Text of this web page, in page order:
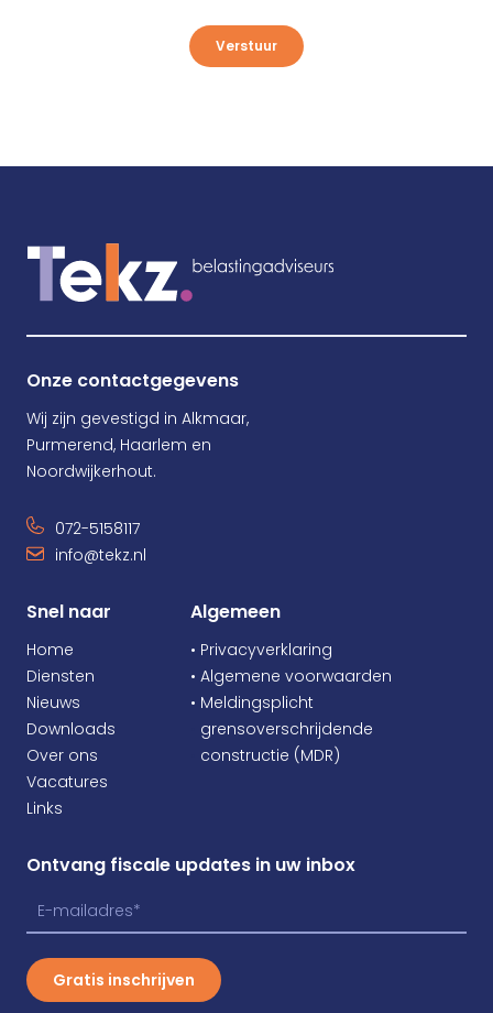
Verstuur
Onze contactgegevens
Wij zijn gevestigd in Alkmaar,
Purmerend, Haarlem en
Noordwijkerhout.
072-5158117
info@tekz.nl
Snel naar
Home
Diensten
Nieuws
Downloads
Over ons
Vacatures
Links
Algemeen
• Privacyverklaring
• Algemene voorwaarden
• Meldingsplicht
grensoverschrijdende
constructie (MDR)
Ontvang fiscale updates in uw inbox
Gratis inschrijven